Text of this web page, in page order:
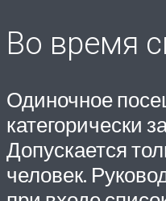
Во время
Одиночное
категорически
Допускается
человек.